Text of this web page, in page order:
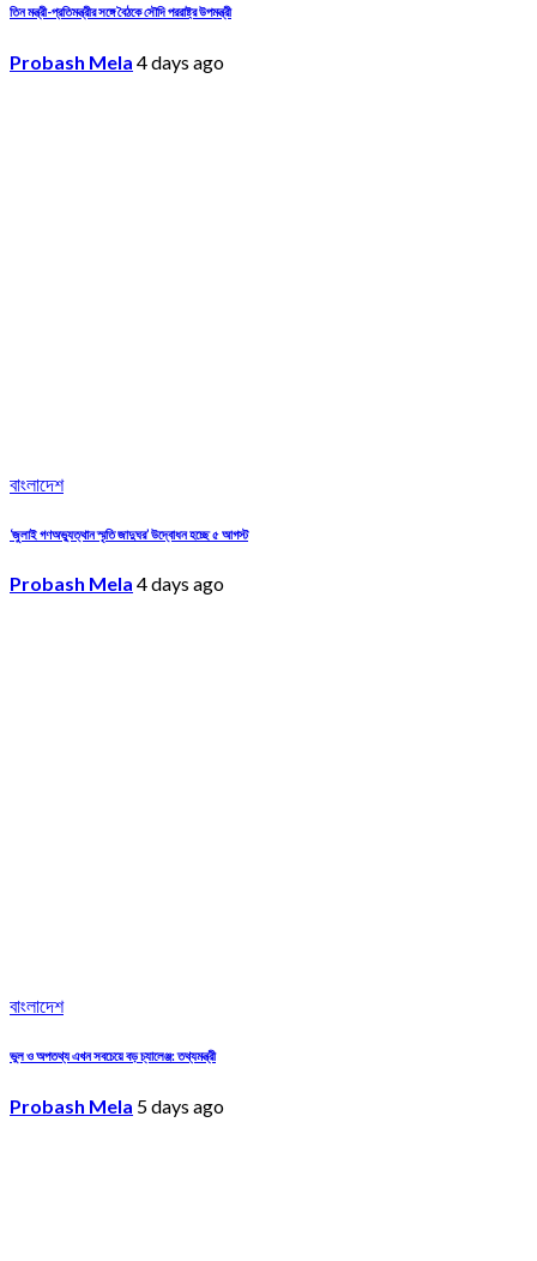
তিন মন্ত্রী-প্রতিমন্ত্রীর সঙ্গে বৈঠকে সৌদি পররাষ্ট্র উপমন্ত্রী
Probash Mela 4 days ago
বাংলাদেশ
‘জুলাই গণঅভ্যুত্থান স্মৃতি জাদুঘর’ উদ্বোধন হচ্ছে ৫ আগস্ট
Probash Mela 4 days ago
বাংলাদেশ
ভুল ও অপতথ্য এখন সবচেয়ে বড় চ্যালেঞ্জ: তথ্যমন্ত্রী
Probash Mela 5 days ago